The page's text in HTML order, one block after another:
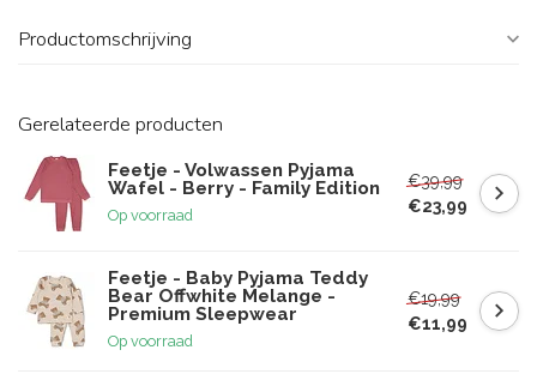
Productomschrijving
Gerelateerde producten
Feetje - Volwassen Pyjama
Wafel - Berry - Family Edition
Op voorraad
€39,99
€23,99
Feetje - Baby Pyjama Teddy
Bear Offwhite Melange -
Premium Sleepwear
Op voorraad
€19,99
€11,99